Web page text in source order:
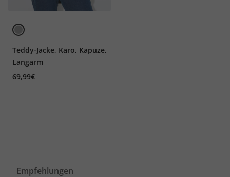
Teddy-Jacke, Karo, Kapuze,
Langarm
69,99€
Empfehlungen